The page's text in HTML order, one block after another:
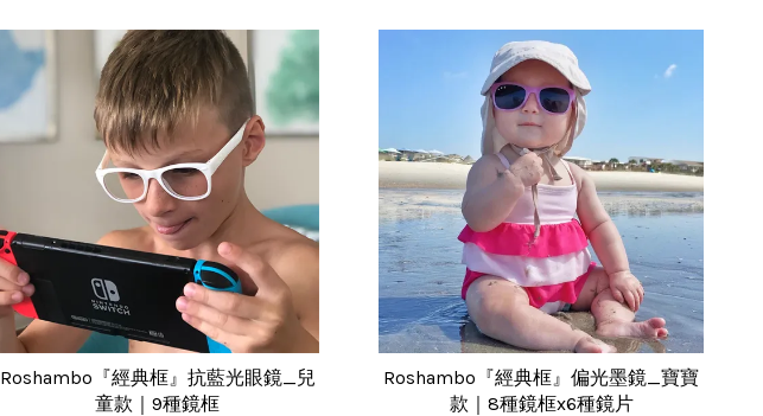
Roshambo『經典框』抗藍光眼鏡_兒
童款｜9種鏡框
Roshambo『經典框』偏光墨鏡_寶寶
款｜8種鏡框x6種鏡片